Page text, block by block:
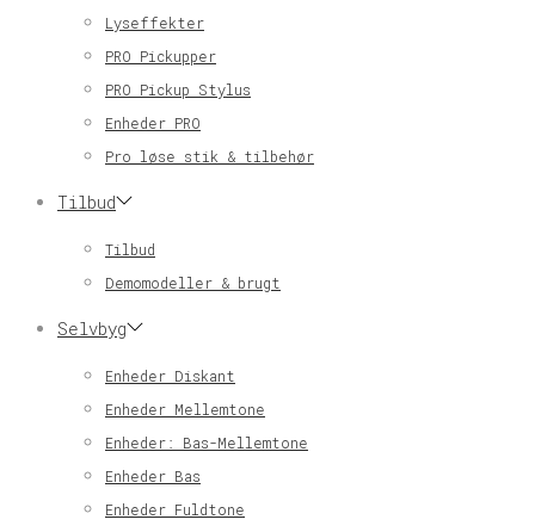
Lyseffekter
PRO Pickupper
PRO Pickup Stylus
Enheder PRO
Pro løse stik & tilbehør
Tilbud
Tilbud
Demomodeller & brugt
Selvbyg
Enheder Diskant
Enheder Mellemtone
Enheder: Bas-Mellemtone
Enheder Bas
Enheder Fuldtone